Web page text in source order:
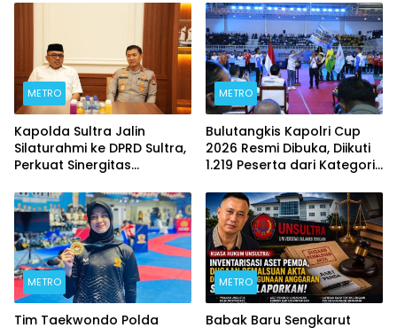
METRO
Kapolda Sultra Jalin
Silaturahmi ke DPRD Sultra,
Perkuat Sinergitas
Kemajuan Daerah
METRO
Bulutangkis Kapolri Cup
2026 Resmi Dibuka, Diikuti
1.219 Peserta dari Kategori
METRO
Tim Taekwondo Polda
METRO
Babak Baru Sengkarut